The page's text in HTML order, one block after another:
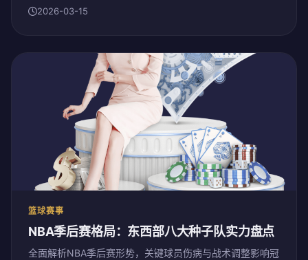
2026-03-15
篮球赛事
NBA季后赛格局：东西部八大种子队实力盘点
全面解析NBA季后赛形势，关键球员伤病与战术调整影响冠